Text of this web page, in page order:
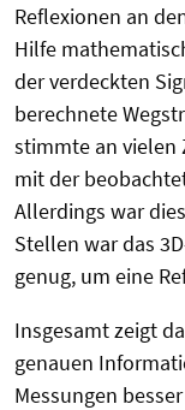
Reflexionen an
Hilfe
der verdeckten
berechnete
stimmte an vielen
mit der
Allerdings war
Stellen war das
genug, um eine
Insgesamt zeigt
genauen
Messungen